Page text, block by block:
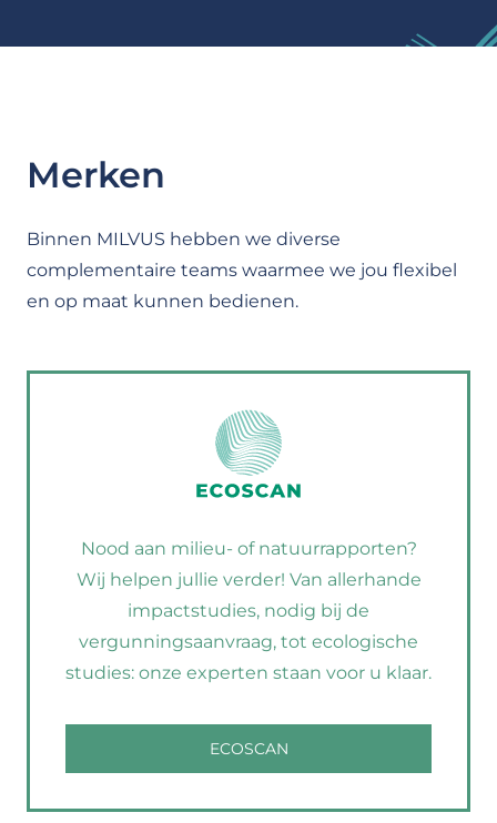
Merken
Binnen MILVUS hebben we diverse
complementaire teams waarmee we jou flexibel
en op maat kunnen bedienen.
Nood aan milieu- of natuurrapporten?
Wij helpen jullie verder! Van allerhande
impactstudies, nodig bij de
vergunningsaanvraag, tot ecologische
studies: onze experten staan voor u klaar.
ECOSCAN